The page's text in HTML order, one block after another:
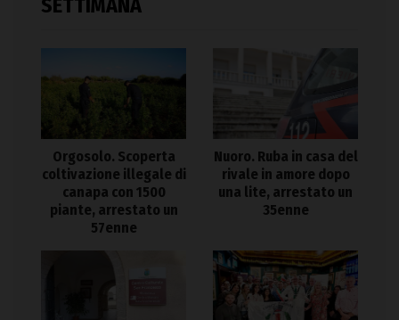
SETTIMANA
Orgosolo. Scoperta
coltivazione illegale di
canapa con 1500
piante, arrestato un
57enne
Nuoro. Ruba in casa del
rivale in amore dopo
una lite, arrestato un
35enne